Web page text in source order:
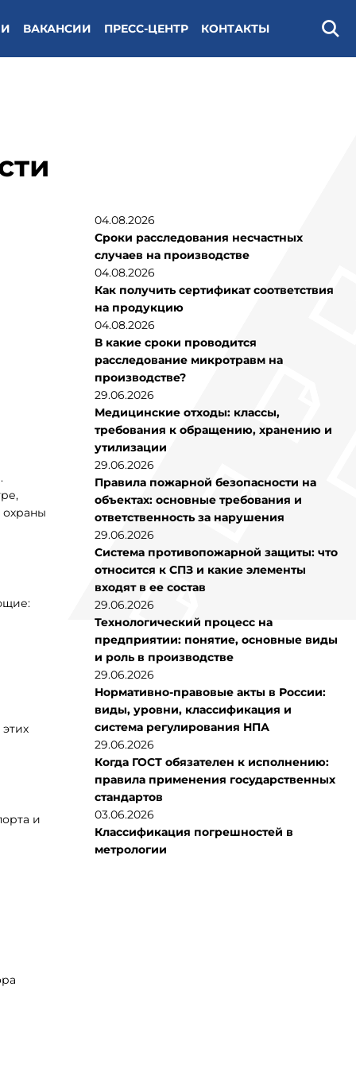
ВАКАНСИИ ПРЕСС-ЦЕНТР КОНТАКТЫ
охраны
и
04.08.2026
Сроки расследования несчастных
случаев на производстве
04.08.2026
Как получить сертификат соответствия
на продукцию
04.08.2026
В какие сроки проводится
расследование микротравм на
производстве?
29.06.2026
Медицинские отходы: классы,
требования к обращению, хранению и
утилизации
29.06.2026
Правила пожарной безопасности на
объектах: основные требования и
ответственность за нарушения
29.06.2026
Система противопожарной защиты: что
относится к СПЗ и какие элементы
входят в ее состав
29.06.2026
Технологический процесс на
предприятии: понятие, основные виды
и роль в производстве
29.06.2026
Нормативно-правовые акты в России:
виды, уровни, классификация и
система регулирования НПА
29.06.2026
Когда ГОСТ обязателен к исполнению:
правила применения государственных
стандартов
03.06.2026
Классификация погрешностей в
метрологии